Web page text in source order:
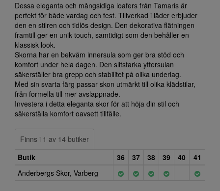
Dessa eleganta och mångsidiga loafers från Tamaris är
perfekt för både vardag och fest. Tillverkad i läder erbjuder
den en stilren och tidlös design. Den dekorativa flätningen
framtill ger en unik touch, samtidigt som den behåller en
klassisk look.
Skorna har en bekväm innersula som ger bra stöd och
komfort under hela dagen. Den slitstarka yttersulan
säkerställer bra grepp och stabilitet på olika underlag.
Med sin svarta färg passar skon utmärkt till olika klädstilar,
från formella till mer avslappnade.
Investera i detta eleganta skor för att höja din stil och
säkerställa komfort oavsett tillfälle.
Finns i 1 av 14 butiker
Butik
36 37 38 39 40
41
Anderbergs Skor, Varberg